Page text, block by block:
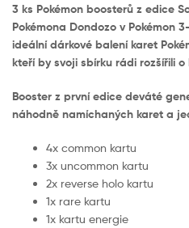
3 ks Pokémon boosterů z edice
Pokémona Dondozo v Pokémon
ideální dárkové balení karet
kteří by svoji sbírku rádi rozšířili o
Booster z první edice deváté
náhodně namíchaných karet a
4x common kartu
3x uncommon kartu
2x reverse holo kartu
1x rare kartu
1x kartu energie